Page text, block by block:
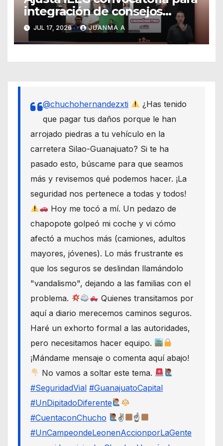
integración de consejos
distritales y municipales
JUL 17, 2026 JUANMA A
@chuchohernandezxti
¿Has tenido
que pagar tus daños porque le han
arrojado piedras a tu vehículo en la
carretera Silao-Guanajuato? Si te ha
pasado esto, búscame para que seamos
más y revisemos qué podemos hacer. ¡La
seguridad nos pertenece a todas y todos!
Hoy me tocó a mí. Un pedazo de
chapopote golpeó mi coche y vi cómo
afectó a muchos más (camiones, adultos
mayores, jóvenes). Lo más frustrante es
que los seguros se deslindan llamándolo
"vandalismo", dejando a las familias con el
problema.
Quienes transitamos por
aquí a diario merecemos caminos seguros.
Haré un exhorto formal a las autoridades,
pero necesitamos hacer equipo.
¡Mándame mensaje o comenta aquí abajo!
No vamos a soltar este tema.
#SeguridadVial #GuanajuatoCapital
#UnDipitadoDiferente
#CuentaconChucho
✌
☝
#UnCampeondeLeonenAccionporLaGente